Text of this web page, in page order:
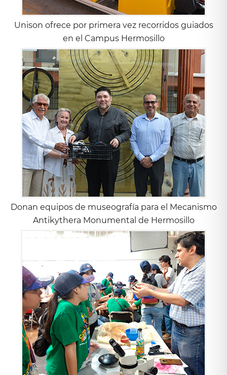
Unison ofrece por primera vez recorridos guiados
en el Campus Hermosillo
Donan equipos de museografía para el Mecanismo
Antikythera Monumental de Hermosillo